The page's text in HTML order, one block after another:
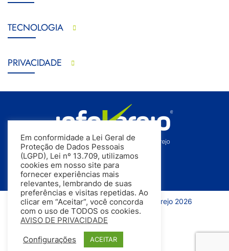
TECNOLOGIA
PRIVACIDADE
Todos os direitos reservados | InfoVarejo 2026
Em conformidade a Lei Geral de
Proteção de Dados Pessoais
(LGPD), Lei nº 13.709, utilizamos
cookies em nosso site para
fornecer experiências mais
relevantes, lembrando de suas
preferências e visitas repetidas. Ao
clicar em “Aceitar”, você concorda
com o uso de TODOS os cookies.
AVISO DE PRIVACIDADE
Configurações ACEITAR